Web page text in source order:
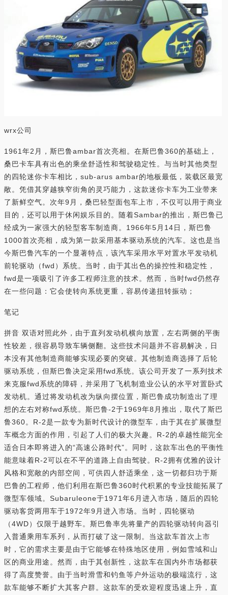
wrx公司
1961年2月，斯巴鲁ambar首次亮相。在斯巴鲁360的基础上，
桑巴卡车具有出色的乘坐舒适性和驾驶稳定性。与当时其他类型
的四轮迷你卡车相比，sub-arus ambar的地板最低，装载区最宽
敞。凭借其穿越狭窄街角的灵巧能力，这款迷你卡车为工业带来
了新鲜空气。次年9月，桑巴轻型面包车上市，不仅可以用于商业
目的，还可以用于休闲娱乐目的。随着Sambar的推出，斯巴鲁已
经成为一家强大的轻型客车制造商。1966年5月14日，斯巴鲁
1000首次亮相，成为第一款采用基本驱动系统的汽车。这也是当
今斯巴鲁汽车的一个显著特点，该汽车采用水平对置水平发动机
前轮驱动（fwd）系统。当时，由于其出色的操控性和稳定性，
fwd是一项吸引了许多工程师注意的技术。然而，当时fwd仍然存
在一些问题：它会使转向系统更重，容易传递扭转振动；
笔记
拼音 双语对照此外，由于直列发动机横向放置，左右两侧的平衡
性较差，很容易导致车辆侧翻。这些技术问题并不容易解决，日
本没有其他制造商能够实现必要的突破。其他制造商选择了后轮
驱动系统，但斯巴鲁决定采用fwd系统。该公司开发了一系列技术
来克服fwd系统的障碍，并采用了飞机制造业公认的水平对置卧式
发动机。通过将发动机改为纵向摆位置，斯巴鲁成功制造出了理
想的左右对称fwd系统。斯巴鲁-2于1969年8月推出，取代了斯巴
鲁360。R-2是一款专为新时代设计的微型车，由于其在扩展微型
车概念方面的作用，引起了人们的极大兴趣。R-2的卓越性能完全
适合日本即将进入的“高速公路时代”。同时，这款车出色的平衡性
能意味着R-2可以在不平的道路上自由驾驶。R-2拥有优雅的设计
风格和宽敞的内部空间，可供四人舒适乘坐，这一切都归功于斯
巴鲁的工程师，他们利用在斯巴鲁360时代积累的专业技能拓展了
微型车领域。Subaruleone于1971年6月进入市场，随后的四轮
驱动客货两用车于1972年9月进入市场。当时，四轮驱动
（4WD）仅限于越野车。斯巴鲁率先将量产的四轮驱动转向器引
入普通乘用车系列，从而打破了这一限制。当这款车首次上市
时，它的需求主要是由于它能够在特殊地区使用，例如雪域和山
区的商业用途。然而，由于其创新性，这款车在国内外市场都获
得了高度赞誉。由于当时滑雪和钓鱼等户外运动的极端流行，这
款车能够不断扩大其客户群。这款车的受欢迎程度迅速上升，直